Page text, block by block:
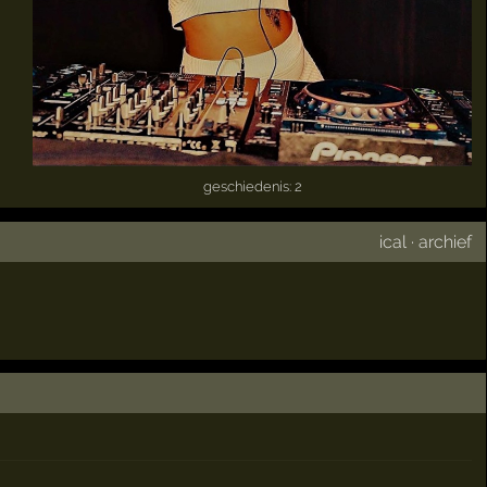
geschiedenis: 2
ical ·archief